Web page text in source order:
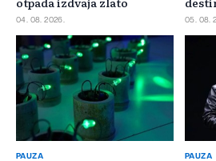
04. 08. 2026. 05. 08.
PAUZA PAUZA